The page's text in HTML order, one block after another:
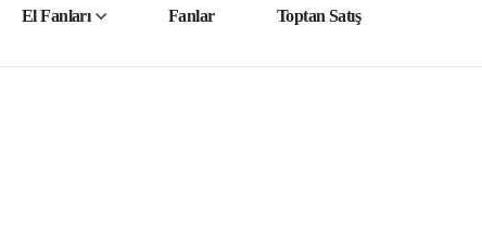
El Fanları Fanlar Toptan Satış